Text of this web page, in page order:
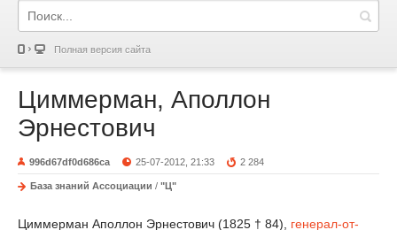
Полная версия сайта
Циммерман, Аполлон
Эрнестович
996d67df0d686ca 25-07-2012, 21:33 2 284
База знаний Ассоциации / "Ц"
Циммерман Аполлон Эрнестович (1825 † 84), генерал-от-